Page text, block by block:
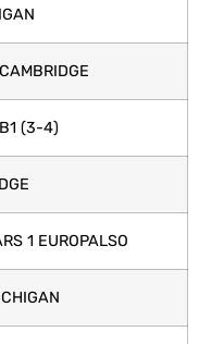
(3-4)
1 EUROPALSO